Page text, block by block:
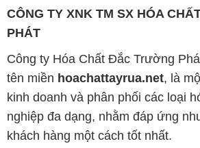
CÔNG TY XNK TM SX HÓA
PHÁT
Công ty Hóa Chất Đắc Trường
tên miền hoachattayrua.net, là
kinh doanh và phân phối các loại
nghiệp đa dạng, nhằm đáp ứng
khách hàng một cách tốt nhất.